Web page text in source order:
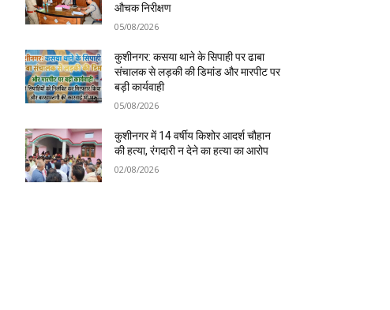
औचक निरीक्षण
05/08/2026
कुशीनगर: कसया थाने के सिपाही पर ढाबा
संचालक से लड़की की डिमांड और मारपीट पर
बड़ी कार्यवाही
05/08/2026
कुशीनगर में 14 वर्षीय किशोर आदर्श चौहान
की हत्या, रंगदारी न देने का हत्या का आरोप
02/08/2026